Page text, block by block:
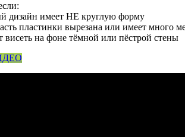
дизайн имеет НЕ круглую форму
пластинки вырезана или имеет много
висеть на фоне тёмной или пёстрой стены